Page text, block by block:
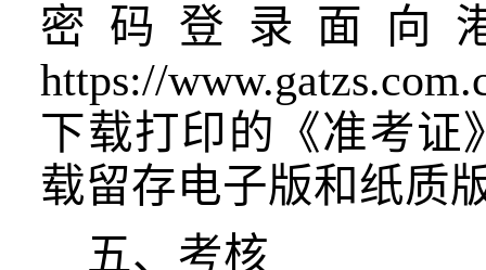
密码登录面向
https://
下载打印的《准考证
载留存电子版和纸质
五、考核